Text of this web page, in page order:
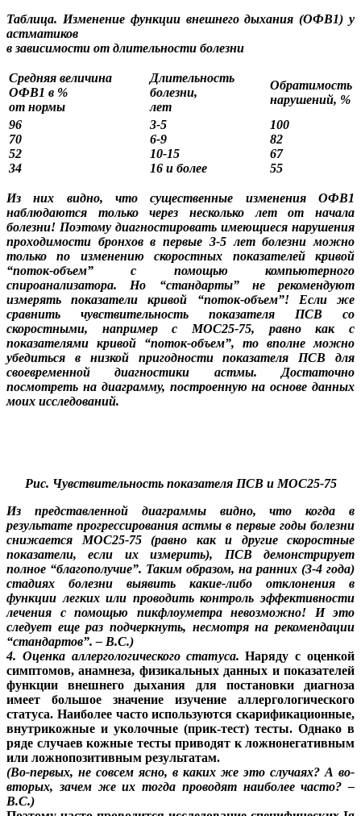
Таблица. Изменение функции внешнего дыхания (ОФВ1) у
астматиков
в зависимости от длительности болезни
Средняя величина
ОФВ1 в %
от нормы
Длительность
болезни,
лет
Обратимость
нарушений, %
96
70
52
34
3-5
6-9
10-15
16 и более
100
82
67
55
Из них видно, что существенные изменения ОФВ1
наблюдаются только через несколько лет от начала
болезни! Поэтому диагностировать имеющиеся нарушения
проходимости бронхов в первые 3-5 лет болезни можно
только по изменению скоростных показателей кривой
“поток-объем” с помощью компьютерного
спироанализатора. Но “стандарты” не рекомендуют
измерять показатели кривой “поток-объем”! Если же
сравнить чувствительность показателя ПСВ со
скоростными, например с МОС25-75, равно как с
показателями кривой “поток-объем”, то вполне можно
убедиться в низкой пригодности показателя ПСВ для
своевременной диагностики астмы. Достаточно
посмотреть на диаграмму, построенную на основе данных
моих исследований.
Рис. Чувствительность показателя ПСВ и МОС25-75
Из представленной диаграммы видно, что когда в
результате прогрессирования астмы в первые годы болезни
снижается МОС25-75 (равно как и другие скоростные
показатели, если их измерить), ПСВ демонстрирует
полное “благополучие”. Таким образом, на ранних (3-4 года)
стадиях болезни выявить какие-либо отклонения в
функции легких или проводить контроль эффективности
лечения с помощью пикфлоуметра невозможно! И это
следует еще раз подчеркнуть, несмотря на рекомендации
“стандартов”. – В.С.)
4. Оценка аллергологического статуса.Наряду с оценкой
симптомов, анамнеза, физикальных данных и показателей
функции внешнего дыхания для постановки диагноза
имеет большое значение изучение аллергологического
статуса. Наиболее часто используются скарификационные,
внутрикожные и уколочные (прик-тест) тесты. Однако в
ряде случаев кожные тесты приводят к ложнонегативным
или ложнопозитивным результатам.
(Во-первых, не совсем ясно, в каких же это случаях? А во-
вторых, зачем же их тогда проводят наиболее часто? –
В.С.)